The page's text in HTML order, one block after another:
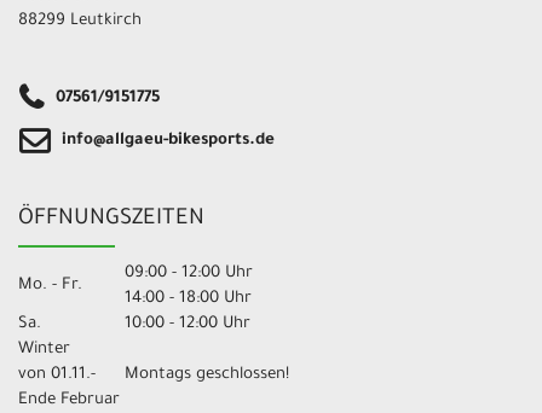
88299 Leutkirch
07561/9151775
info@allgaeu-bikesports.de
ÖFFNUNGSZEITEN
Mo. - Fr.
09:00 - 12:00 Uhr
14:00 - 18:00 Uhr
Sa.
10:00 - 12:00 Uhr
Winter
von 01.11.-
Ende Februar
Montags geschlossen!